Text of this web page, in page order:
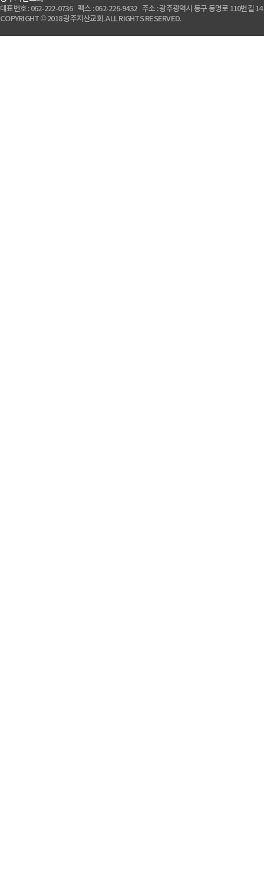
대표번호 : 062-222-0736 팩스 : 062-226-9432 주소 : 광주광역시 동구 동명로 110번길 14
COPYRIGHT © 2018 광주지산교회. ALL RIGHTS RESERVED.